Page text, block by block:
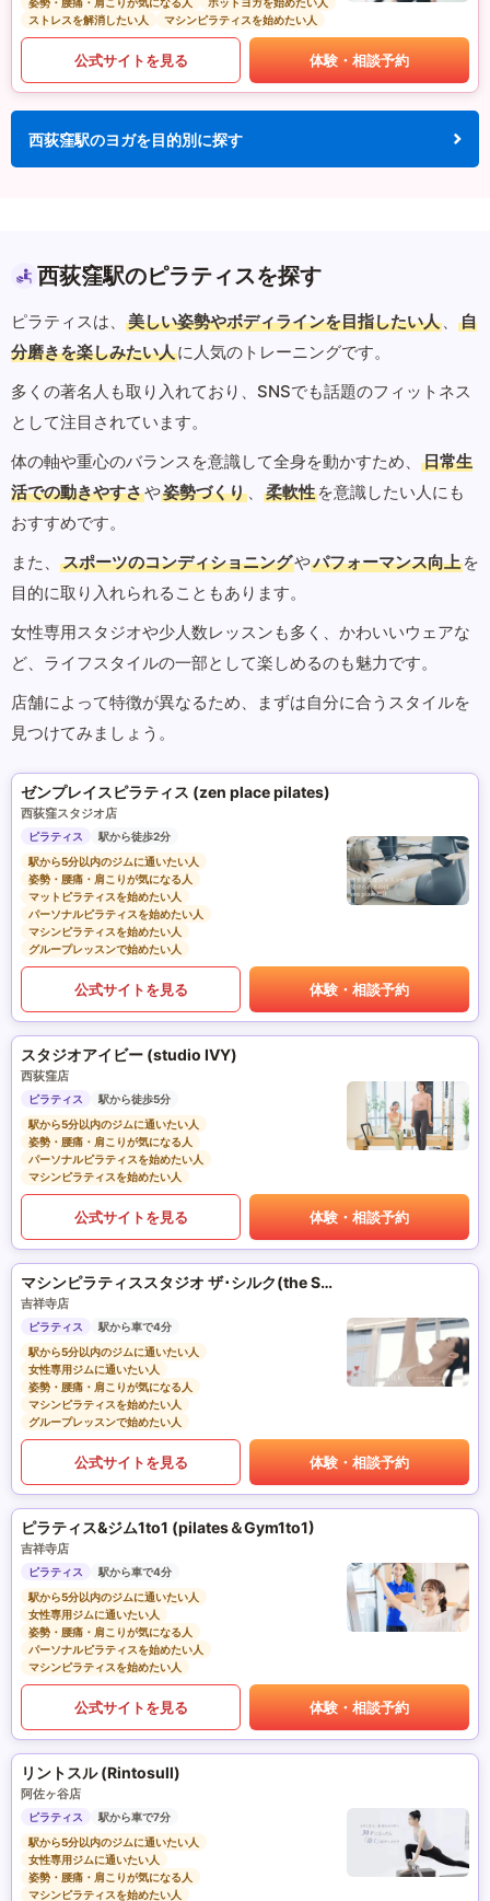
姿勢・腰痛・肩こりが気になる人
ホットヨガを始めたい人
ストレスを解消したい人
マシンピラティスを始めたい人
公式サイトを見る 体験・相談予約
西荻窪駅のヨガを目的別に探す
西荻窪駅のピラティスを探す
ピラティスは、 美しい姿勢やボディラインを目指したい人 、
自
分磨きを楽しみたい人に人気のトレーニングです。
多くの著名人も取り入れており、SNSでも話題のフィットネス
として注目されています。
体の軸や重心のバランスを意識して全身を動かすため、
日常生
活での動きやすさや姿勢づくり 、 柔軟性 を意識したい人にも
おすすめです。
また、
スポーツのコンディショニングやパフォーマンス向上 を
目的に取り入れられることもあります。
女性専用スタジオや少人数レッスンも多く、かわいいウェアな
ど、ライフスタイルの一部として楽しめるのも魅力です。
店舗によって特徴が異なるため、まずは自分に合うスタイルを
見つけてみましょう。
ゼンプレイスピラティス (zen place pilates)
西荻窪スタジオ店
ピラティス
駅から徒歩2分
駅から5分以内のジムに通いたい人
姿勢・腰痛・肩こりが気になる人
マットピラティスを始めたい人
パーソナルピラティスを始めたい人
マシンピラティスを始めたい人
グループレッスンで始めたい人
公式サイトを見る 体験・相談予約
スタジオアイビー (studio IVY)
西荻窪店
ピラティス
駅から徒歩5分
駅から5分以内のジムに通いたい人
姿勢・腰痛・肩こりが気になる人
パーソナルピラティスを始めたい人
マシンピラティスを始めたい人
公式サイトを見る 体験・相談予約
マシンピラティススタジオ ザ･シルク(the SILK)
吉祥寺店
ピラティス
駅から車で4分
駅から5分以内のジムに通いたい人
女性専用ジムに通いたい人
姿勢・腰痛・肩こりが気になる人
マシンピラティスを始めたい人
グループレッスンで始めたい人
公式サイトを見る 体験・相談予約
ピラティス&ジム1to1 (pilates＆Gym1to1)
吉祥寺店
ピラティス
駅から車で4分
駅から5分以内のジムに通いたい人
女性専用ジムに通いたい人
姿勢・腰痛・肩こりが気になる人
パーソナルピラティスを始めたい人
マシンピラティスを始めたい人
公式サイトを見る 体験・相談予約
リントスル (Rintosull)
阿佐ヶ谷店
ピラティス
駅から車で7分
駅から5分以内のジムに通いたい人
女性専用ジムに通いたい人
姿勢・腰痛・肩こりが気になる人
マシンピラティスを始めたい人